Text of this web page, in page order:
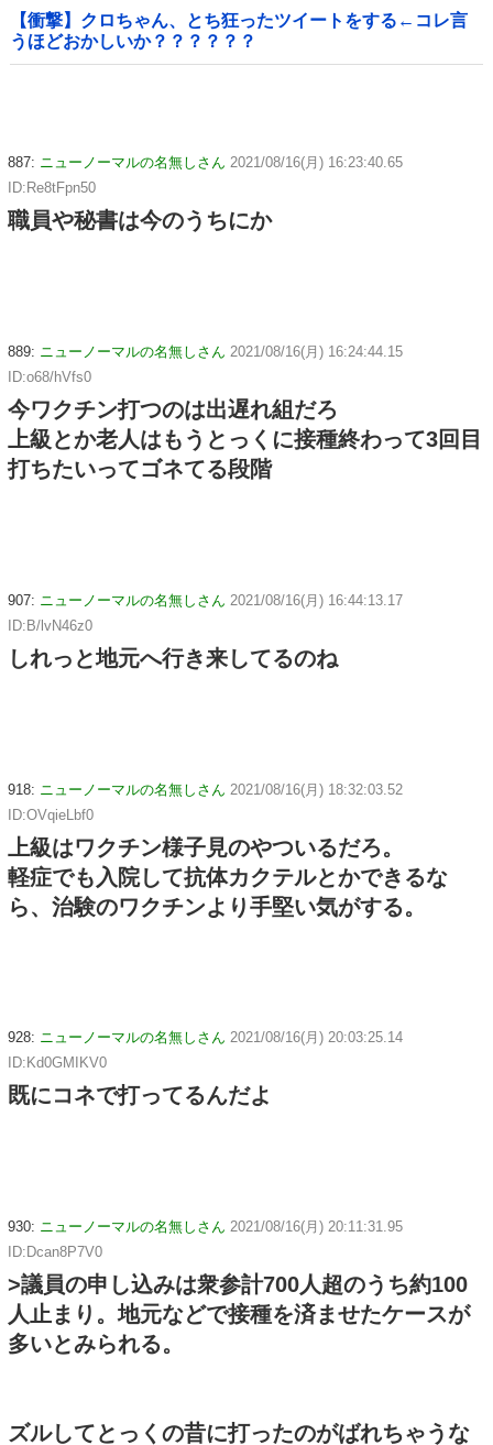
【衝撃】クロちゃん、とち狂ったツイートをする←コレ言
うほどおかしいか？？？？？？
887: ニューノーマルの名無しさん 2021/08/16(月) 16:23:40.65
ID:Re8tFpn50
職員や秘書は今のうちにか
889: ニューノーマルの名無しさん 2021/08/16(月) 16:24:44.15
ID:o68/hVfs0
今ワクチン打つのは出遅れ組だろ
上級とか老人はもうとっくに接種終わって3回目
打ちたいってゴネてる段階
907: ニューノーマルの名無しさん 2021/08/16(月) 16:44:13.17
ID:B/lvN46z0
しれっと地元へ行き来してるのね
918: ニューノーマルの名無しさん 2021/08/16(月) 18:32:03.52
ID:OVqieLbf0
上級はワクチン様子見のやついるだろ。
軽症でも入院して抗体カクテルとかできるな
ら、治験のワクチンより手堅い気がする。
928: ニューノーマルの名無しさん 2021/08/16(月) 20:03:25.14
ID:Kd0GMIKV0
既にコネで打ってるんだよ
930: ニューノーマルの名無しさん 2021/08/16(月) 20:11:31.95
ID:Dcan8P7V0
>議員の申し込みは衆参計700人超のうち約100
人止まり。地元などで接種を済ませたケースが
多いとみられる。
ズルしてとっくの昔に打ったのがばれちゃうな